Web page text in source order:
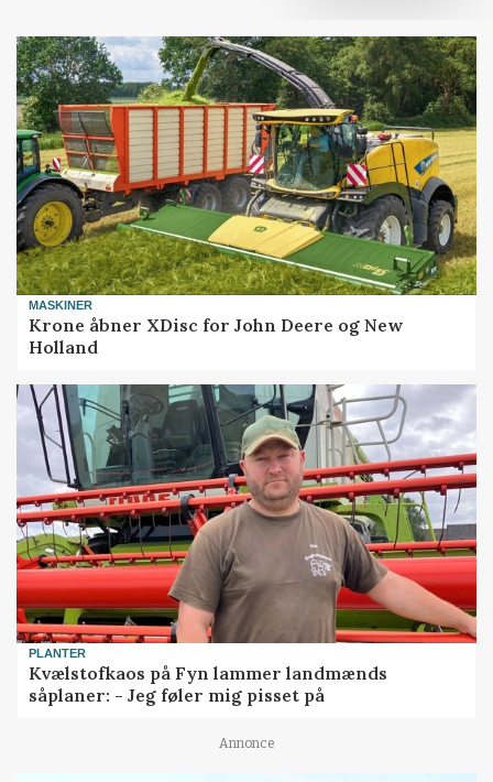
MASKINER
Krone åbner XDisc for John Deere og New
Holland
PLANTER
Kvælstofkaos på Fyn lammer landmænds
såplaner: - Jeg føler mig pisset på
Annonce